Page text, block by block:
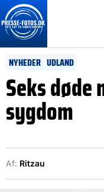
NYHEDER UDLAND
Seks døde
sygdom
Af: Ritzau